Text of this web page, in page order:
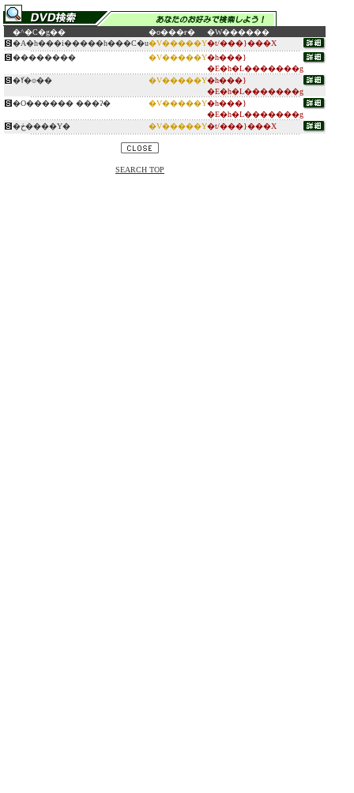
�^�C�g�� �o���ғ�
�W������
�A�h���i�����h���C�u�V�����Y�t/���}���X
��������
�V�����Y�h���}
�E�h�L�������g
�ߌ�̈⌾��
�V�����Y�h���}
�E�h�L�������g
�O������ ���ʔ�
�V�����Y�h���}
�E�h�L�������g
�ڂ����Y�
�V�����Y�t/���}���X
SEARCH TOP